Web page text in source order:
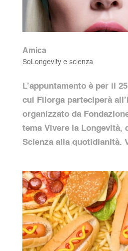
Amica
SoLongevity e scienza
L’appuntamento è per il
cui Filorga parteciperà
organizzato da
tema Vivere la Longevità,
Scienza alla quotidianità.